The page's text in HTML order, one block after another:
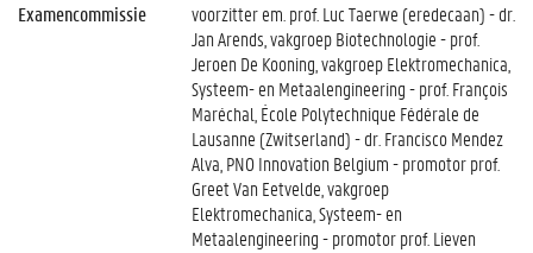
Examencommissie
voorzitter em. prof. Luc Taerwe (eredecaan) - dr.
Jan Arends, vakgroep Biotechnologie - prof.
Jeroen De Kooning, vakgroep Elektromechanica,
Systeem- en Metaalengineering - prof. François
Maréchal, École Polytechnique Fédérale de
Lausanne (Zwitserland) - dr. Francisco Mendez
Alva, PNO Innovation Belgium - promotor prof.
Greet Van Eetvelde, vakgroep
Elektromechanica, Systeem- en
Metaalengineering - promotor prof. Lieven